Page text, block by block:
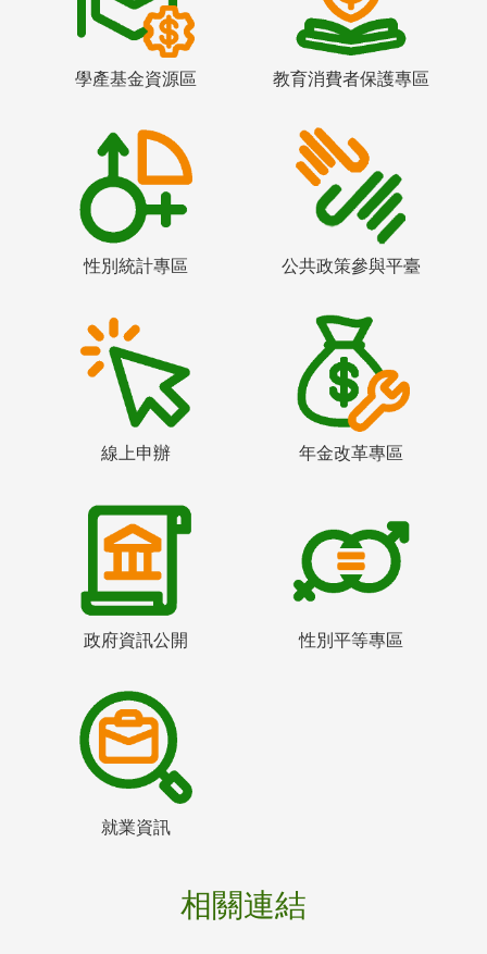
學產基金資源區 教育消費者保護專區
性別統計專區 公共政策參與平臺
線上申辦 年金改革專區
政府資訊公開 性別平等專區
就業資訊
相關連結